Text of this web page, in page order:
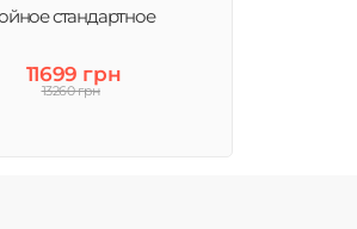
стандартное
11699 грн
13260 грн